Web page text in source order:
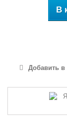
В
Добавить в